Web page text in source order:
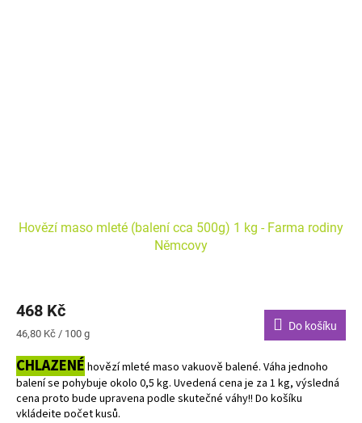
Hovězí maso mleté (balení cca 500g) 1 kg - Farma rodiny
Němcovy
468 Kč
Měrná
46,80 Kč / 100 g
Do košíku
CHLAZENÉ hovězí mleté maso vakuově balené. Váha jednoho
balení se pohybuje okolo 0,5 kg. Uvedená cena je za 1 kg, výsledná
cena proto bude upravena podle skutečné váhy!! Do košíku
vkládejte počet kusů.